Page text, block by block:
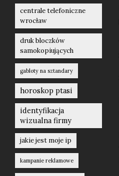
centrale telefoniczne
wrocław
druk bloczków
samokopiujących
gabloty na sztandary
horoskop ptasi
identyfikacja
wizualna firmy
jakie jest moje ip
kampanie reklamowe